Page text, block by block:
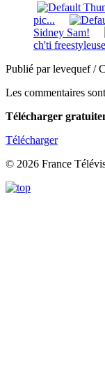
pic...
Sidney Sam!
ch'ti
Publié par levequef /
Les commentaires
Télécharger
Télécharger
© 2026 France